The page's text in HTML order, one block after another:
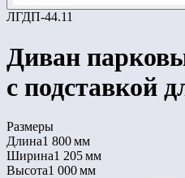
ЛГДП-44.11
Диван
с подставкой
Размеры
Длина1 800 мм
Ширина1 205 мм
Высота1 000 мм